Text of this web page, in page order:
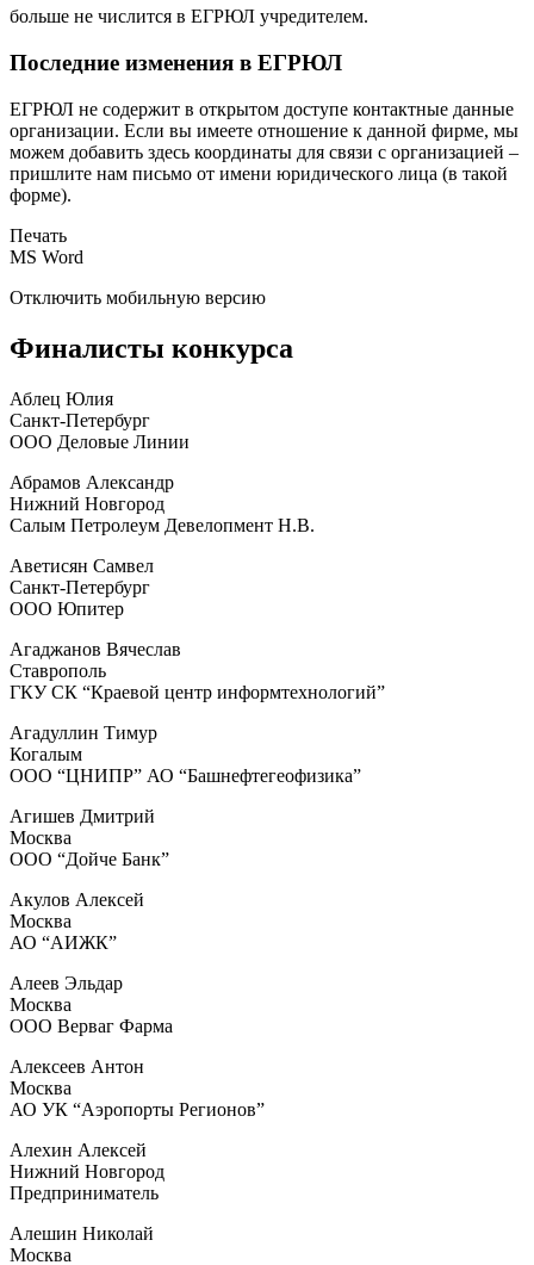
больше не числится в ЕГРЮЛ учредителем.
Последние изменения в ЕГРЮЛ
ЕГРЮЛ не содержит в открытом доступе контактные данные
организации. Если вы имеете отношение к данной фирме, мы
можем добавить здесь координаты для связи с организацией –
пришлите нам письмо от имени юридического лица (в такой
форме).
Печать
MS Word
Отключить мобильную версию
Финалисты конкурса
Аблец Юлия
Санкт-Петербург
ООО Деловые Линии
Абрамов Александр
Нижний Новгород
Салым Петролеум Девелопмент Н.В.
Аветисян Самвел
Санкт-Петербург
ООО Юпитер
Агаджанов Вячеслав
Ставрополь
ГКУ СК “Краевой центр информтехнологий”
Агадуллин Тимур
Когалым
ООО “ЦНИПР” АО “Башнефтегеофизика”
Агишев Дмитрий
Москва
ООО “Дойче Банк”
Акулов Алексей
Москва
АО “АИЖК”
Алеев Эльдар
Москва
ООО Верваг Фарма
Алексеев Антон
Москва
АО УК “Аэропорты Регионов”
Алехин Алексей
Нижний Новгород
Предприниматель
Алешин Николай
Москва